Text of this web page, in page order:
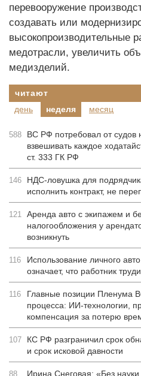
перевооружение
создавать или
высокопроизводительные
медотрасли, увеличить
медизделий.
читают
день
неделя месяц
588
ВС РФ потребовал от судов
взвешивать каждое
ст. 333 ГК РФ
146
НДС-ловушка для
исполнить контракт, не
121 Аренда авто с экипажем и
налогообложения у
возникнуть
116
Использование личного
означает, что работник
116
Главные позиции Пленума
процесса: ИИ-технологии,
компенсация за потерю
107
КС РФ разграничил срок
и срок исковой давности
88 Ирина Снеговая: «Без